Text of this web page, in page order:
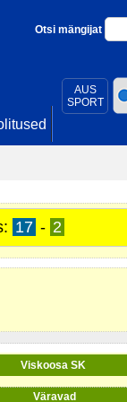
AUS
SPORT
Otsi mängijat
17 - 2
Viskoosa SK
Väravad